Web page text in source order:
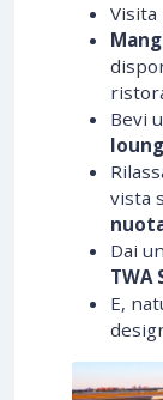
Visita
Bevi
vista
Dai
TWA
E,